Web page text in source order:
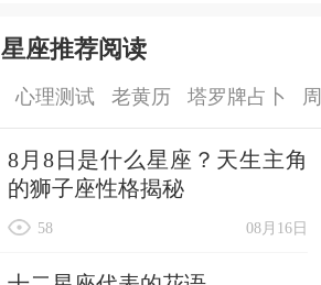
星座推荐阅读
心理测试 老黄历 塔罗牌占卜
8月8日是什么星座？天生主角
的狮子座性格揭秘
08月16日
58